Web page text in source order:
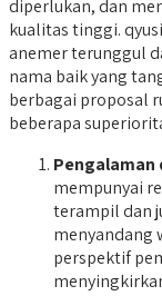
diperlukan, dan
kualitas tinggi.
anemer terunggul
nama baik yang
berbagai proposal
beberapa
Pengalaman
mempunyai
terampil dan
menyandang
perspektif